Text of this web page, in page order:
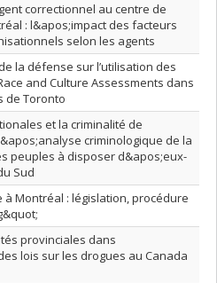
correctionnel au centre de
: l&apos;impact des facteurs
selon les agents
la défense sur l’utilisation des
and Culture Assessments dans
de Toronto
et la criminalité de
criminologique de la
peuples à disposer d&apos;eux-
Sud
à Montréal : législation, procédure
provinciales dans
lois sur les drogues au Canada